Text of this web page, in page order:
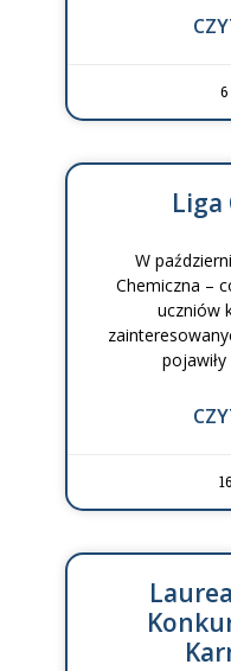
Liga
W
Chemiczna –
uczniów